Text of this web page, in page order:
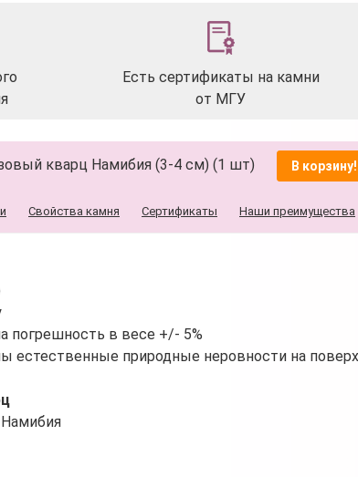
Есть сертификаты на камни
от МГУ
кварц Намибия (3-4 см) (1 шт) В корзину!
Свойства камня Сертификаты Наши преимущества
погрешность в весе +/- 5%
естественные природные неровности на
Намибия